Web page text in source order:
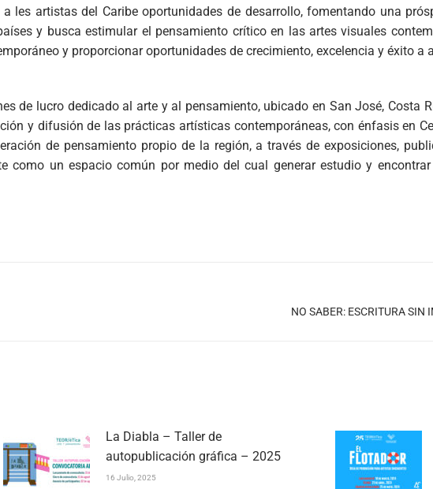
les artistas del Caribe oportunidades de desarrollo, fomentando una
y busca estimular el pensamiento crítico en las artes visuales
y proporcionar oportunidades de crecimiento, excelencia y éxito a
de lucro dedicado al arte y al pensamiento, ubicado en San José, Costa
y difusión de las prácticas artísticas contemporáneas, con énfasis en
de pensamiento propio de la región, a través de exposiciones,
como un espacio común por medio del cual generar estudio y
NO SABER: ESCRITURA SIN
La Diabla – Taller de
autopublicación gráfica – 2025
16 Julio, 2025